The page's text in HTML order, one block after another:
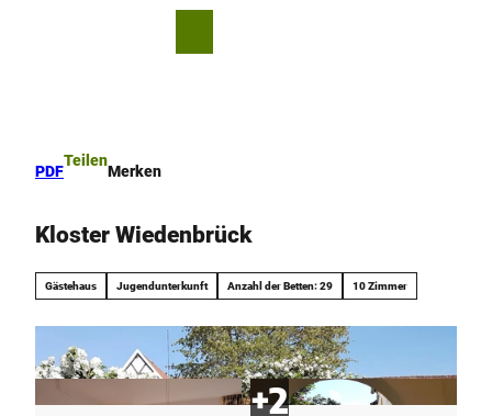
PDF
Teilen
Merken
Kloster Wiedenbrück
Gästehaus Jugendunterkunft Anzahl der Betten: 29 10 Zimmer